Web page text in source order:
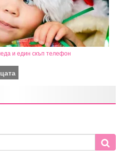
и един скъп телефон